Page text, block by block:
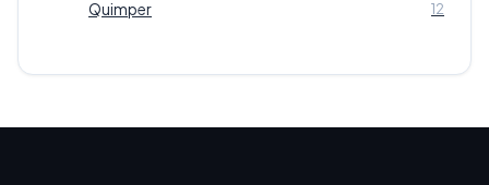
Quimper 12